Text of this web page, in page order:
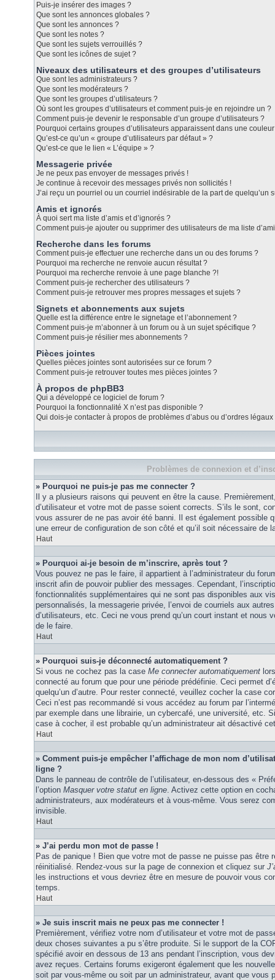
Puis-je insérer des images ?
Que sont les annonces globales ?
Que sont les annonces ?
Que sont les notes ?
Que sont les sujets verrouillés ?
Que sont les icônes de sujet ?
Niveaux des utilisateurs et des groupes d’utilisateurs
Que sont les administrateurs ?
Que sont les modérateurs ?
Que sont les groupes d’utilisateurs ?
Où sont les groupes d’utilisateurs et comment puis-je en rejoindre un ?
Comment puis-je devenir le responsable d’un groupe d’utilisateurs ?
Pourquoi certains groupes d’utilisateurs apparaissent dans une
Qu’est-ce qu’un « groupe d’utilisateurs par défaut » ?
Qu’est-ce que le lien « L’équipe » ?
Messagerie privée
Je ne peux pas envoyer de messages privés !
Je continue à recevoir des messages privés non sollicités !
J’ai reçu un pourriel ou un courriel indésirable de la part de quelqu’un
Amis et ignorés
À quoi sert ma liste d’amis et d’ignorés ?
Comment puis-je ajouter ou supprimer des utilisateurs de ma liste
Recherche dans les forums
Comment puis-je effectuer une recherche dans un ou des forums ?
Pourquoi ma recherche ne renvoie aucun résultat ?
Pourquoi ma recherche renvoie à une page blanche ?!
Comment puis-je rechercher des utilisateurs ?
Comment puis-je retrouver mes propres messages et sujets ?
Signets et abonnements aux sujets
Quelle est la différence entre le signetage et l’abonnement ?
Comment puis-je m’abonner à un forum ou à un sujet spécifique ?
Comment puis-je résilier mes abonnements ?
Pièces jointes
Quelles pièces jointes sont autorisées sur ce forum ?
Comment puis-je retrouver toutes mes pièces jointes ?
À propos de phpBB3
Qui a développé ce logiciel de forum ?
Pourquoi la fonctionnalité X n’est pas disponible ?
Qui dois-je contacter à propos de problèmes d’abus ou d’ordres
Problèmes de connexion et
» Pourquoi ne puis-je pas me connecter ?
Il y a plusieurs raisons qui peuvent en être la cause.
d’utilisateur et votre mot de passe soient corrects. S’ils le sont,
vous assurer de ne pas avoir été banni. Il est également possible
une erreur de configuration de son côté et qu’il soit nécessaire de
Haut
» Pourquoi ai-je besoin de m’inscrire, après tout ?
Vous pouvez ne pas le faire, il appartient à l’administrateur du
inscrit afin de pouvoir publier des messages. Cependant,
fonctionnalités supplémentaires qui ne sont pas disponibles aux
personnalisés, la messagerie privée, l’envoi de courriels aux
d’utilisateurs, etc. Ceci ne vous prend qu’un court instant et nous
de le faire.
Haut
» Pourquoi suis-je déconnecté automatiquement ?
Si vous ne cochez pas la case Me connecter automatiquement
connecté au forum que pour une période prédéfinie. Ceci permet
quelqu’un d’autre. Pour rester connecté, veuillez cocher la case
Ceci n’est pas recommandé si vous accédez au forum par
par exemple dans une librairie, un cybercafé, une université, etc.
case à cocher, il est probable qu’un administrateur ait désactivé
Haut
» Comment puis-je empêcher l’affichage de mon nom
ligne ?
Dans le panneau de contrôle de l’utilisateur, en-dessous des «
l’option Masquer votre statut en ligne. Activez cette option en
administrateurs, aux modérateurs et à vous-même. Vous serez
invisible.
Haut
» J’ai perdu mon mot de passe !
Pas de panique ! Bien que votre mot de passe ne puisse pas être
réinitialisé. Rendez-vous sur la page de connexion et cliquez sur
les instructions et vous devriez être en mesure de pouvoir vous
temps.
Haut
» Je suis inscrit mais ne peux pas me connecter !
Premièrement, vérifiez votre nom d’utilisateur et votre mot de
deux choses suivantes a pu s’être produite. Si le support de la
spécifié avoir en dessous de 13 ans pendant l’inscription, vous
avez reçues. Certains forums exigeront également que les
soit par vous-même ou soit par un administrateur, avant que vous